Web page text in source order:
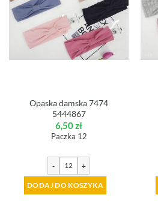
Opaska damska 7474
5444867
6,50zł
Paczka 12
- +
DODAJ DO KOSZYKA